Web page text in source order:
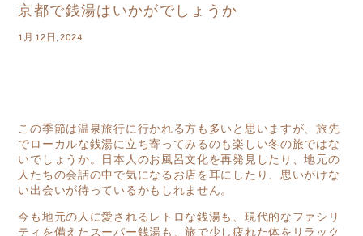
京都で銭湯はいかがでしょうか
1月 12日, 2024
この季節は温泉旅行に行かれる方も多いと思いますが、旅先
でローカルな銭湯に立ち寄ってみるのも楽しい冬の旅ではな
いでしょうか。日本人のお風呂文化を再発見したり、地元の
人たちの会話の中で気になるお店を耳にしたり、思いがけな
い出会いが待っているかもしれません。
今も地元の人に愛されるレトロな銭湯も、現代的なファシリ
ティを備えたスーパー銭湯も、旅で少し疲れた体をリラック